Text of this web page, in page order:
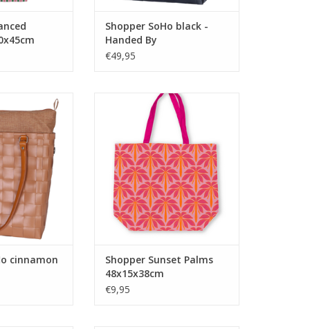
Shopper SoHo black -
Handed By
€49,95
iedere
de PU leren
te dragen in
schouder. Een
voor een dag
om mee te
kantoor.
WINKELWAGEN
cinnamon
Tropische vibes voor elke dag
met de Canvas tas Sunset Palms!
Dankzij het stevige canvas en het
herbruikbare karakter gebruik je
de tas keer op keer, wat het een
duurzaam en praktisch
alternatief maakt voor plastic
tassen.
TOEVOEGEN AAN WINKELWAGEN
Shopper Sunset Palms
48x15x38cm
€9,95